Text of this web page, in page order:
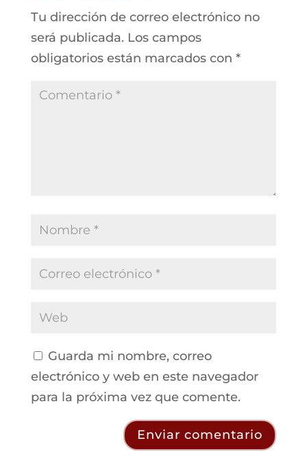
Tu dirección de correo electrónico no
será publicada. Los campos
obligatorios están marcados con *
Guarda mi nombre, correo
electrónico y web en este navegador
para la próxima vez que comente.